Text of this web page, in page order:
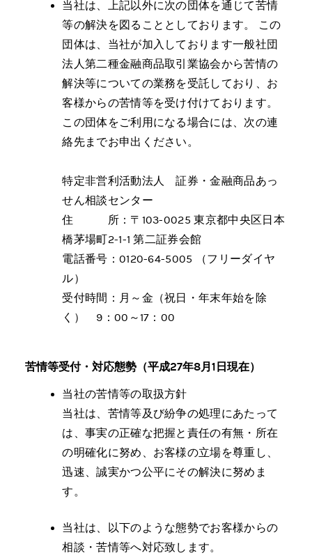
当社は、上記以外に次の団体を通じて苦情
等の解決を図ることとしております。 この
団体は、当社が加入しております一般社団
法人第二種金融商品取引業協会から苦情の
解決等についての業務を受託しており、お
客様からの苦情等を受け付けております。
この団体をご利用になる場合には、次の連
絡先までお申出ください。
特定非営利活動法人 証券・金融商品あっ
せん相談センター
住 所：〒103-0025 東京都中央区日本
橋茅場町2-1-1 第二証券会館
電話番号：0120-64-5005 （フリーダイヤ
ル）
受付時間：月～金（祝日・年末年始を除
く） 9：00～17：00
苦情等受付・対応態勢（平成27年8月1日現在）
当社の苦情等の取扱方針
当社は、苦情等及び紛争の処理にあたって
は、事実の正確な把握と責任の有無・所在
の明確化に努め、お客様の立場を尊重し、
迅速、誠実かつ公平にその解決に努めま
す。
当社は、以下のような態勢でお客様からの
相談・苦情等へ対応致します。